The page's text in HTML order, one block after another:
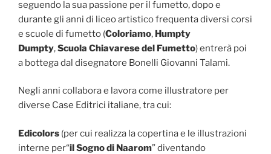
seguendo la sua passione per il fumetto, dopo e
durante gli anni di liceo artistico frequenta diversi corsi
e scuole di fumetto (Coloriamo, Humpty
Dumpty,Scuola Chiavarese del Fumetto) entrerà poi
a bottega dal disegnatore Bonelli Giovanni Talami.
Negli anni collabora e lavora come illustratore per
diverse Case Editrici italiane, tra cui:
Edicolors (per cui realizza la copertina e le illustrazioni
interne per“il Sogno di Naarom” diventando